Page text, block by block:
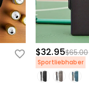
$32.95$65.00
Sportliebhaber